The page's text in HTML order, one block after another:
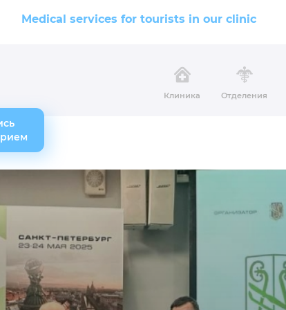
Medical services for tourists in our clinic
Клиника Отделения